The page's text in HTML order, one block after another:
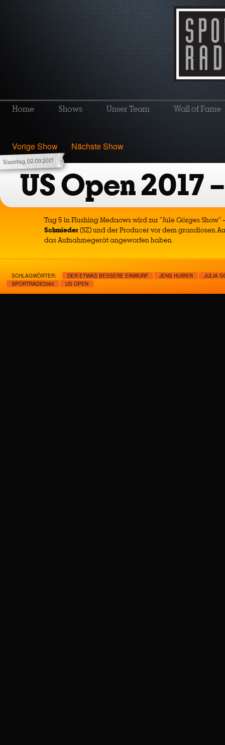
Home Shows Unser Team Wall of Fame
Vorige Show Nächste Show
Samstag, 02.09.2017
US Open 2017
Tag 5 in Flushing Medaows wird zur “Jule Görges
Schmieder(SZ) und der Producer vor dem grandiosen
das Aufnahmegerät angeworfen haben.
SCHLAGWÖRTER: DER ETWAS BESSERE EINWURF JENS HUIBER
JULIA
SPORTRADIO360
US OPEN